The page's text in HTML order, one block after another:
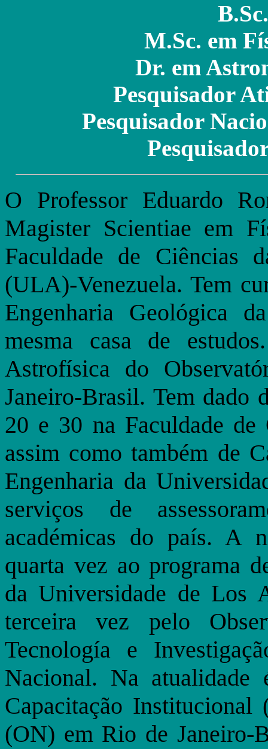
M.Sc. em
Dr. em
Pesquisador
Pesquisador
O Professor Eduardo
Magister Scientiae em
Faculdade de Ciências
(ULA)-Venezuela. Tem
Engenharia Geológica
mesma casa de
Astrofísica do
Janeiro-Brasil. Tem dado
20 e 30 na Faculdade de
assim como também de
Engenharia da
serviços de
académicas do país. A
quarta vez ao programa
da Universidade de Los
terceira vez pelo
Tecnología e
Nacional. Na atualidade
Capacitação
(ON) em Rio de Janeiro-